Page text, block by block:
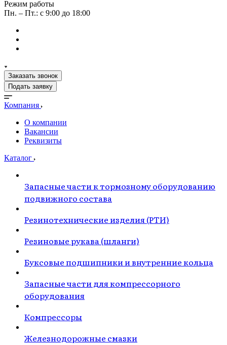
Режим работы
Пн. – Пт.: с 9:00 до 18:00
Заказать звонок
Подать заявку
Компания
О компании
Вакансии
Реквизиты
Каталог
Запасные части к тормозному оборудованию
подвижного состава
Резинотехнические изделия (РТИ)
Резиновые рукава (шланги)
Буксовые подшипники и внутренние кольца
Запасные части для компрессорного
оборудования
Компрессоры
Железнодорожные смазки